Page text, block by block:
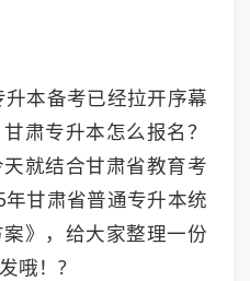
本备考已经拉开序幕
肃专升本怎么报名？
就结合甘肃省教育考
甘肃省普通专升本统
》，给大家整理一份
哦！?